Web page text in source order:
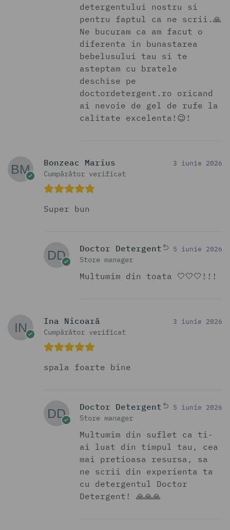
detergentului nostru si
pentru faptul ca ne scrii.🙏
Ne bucuram ca am facut o
diferenta in bunastarea
bebelusului tau si te
asteptam cu bratele
deschise pe
doctordetergent.ro oricand
ai nevoie de gel de rufe la
calitate excelenta!😉!
Bonzeac Marius
Cumpărător verificat
3 iunie 2026
Super bun
Doctor Detergent
Store manager
5 iunie 2026
Multumim din toata 🤍🤍🤍!!!
Ina Nicoară
Cumpărător verificat
3 iunie 2026
spala foarte bine
Doctor Detergent
Store manager
5 iunie 2026
Multumim din suflet ca ti-
ai luat din timpul tau, cea
mai pretioasa resursa, sa
ne scrii din experienta ta
cu detergentul Doctor
Detergent! 🙏🙏🙏